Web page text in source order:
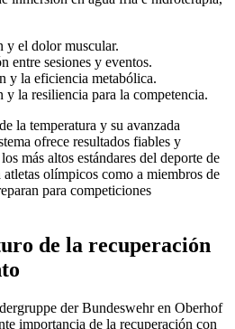
y el dolor muscular.
entre sesiones y eventos.
y la eficiencia metabólica.
y la resiliencia para la competencia.
la temperatura y su avanzada
ofrece resultados fiables y
más altos estándares del deporte de
olímpicos como a miembros de
para competiciones
de la recuperación
der Bundeswehr en Oberhof
importancia de la recuperación con